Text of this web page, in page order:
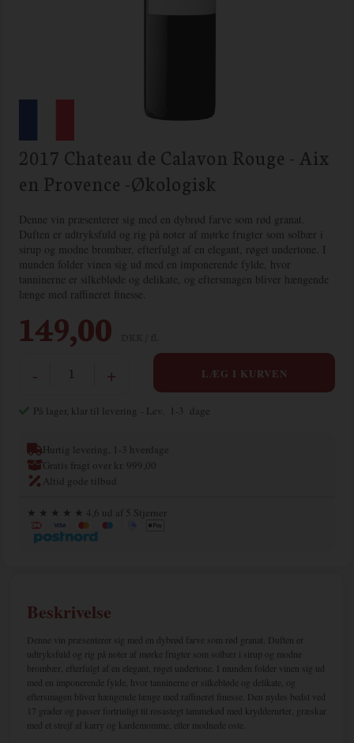
2017 Chateau de Calavon Rouge - Aix
en Provence -Økologisk
Denne vin præsenterer sig med en dybrød farve som rød granat.
Duften er udtryksfuld og rig på noter af mørke frugter som solbær i
sirup og modne brombær, efterfulgt af en elegant, røget undertone. I
munden folder vinen sig ud med en imponerende fylde, hvor
tanninerne er silkebløde og delikate, og eftersmagen bliver hængende
længe med raffineret finesse.
149,00
- +
På lager, klar til levering - Lev. 1-3 dage
Hurtig levering, 1-3 hverdage
Gratis fragt over kr. 999,00
Altid gode tilbud
★ ★ ★ ★ ★ 4,6 ud af 5 Stjerner
Beskrivelse
Denne vin præsenterer sig med en dybrød farve som rød granat. Duften er
udtryksfuld og rig på noter af mørke frugter som solbær i sirup og modne
brombær, efterfulgt af en elegant, røget undertone. I munden folder vinen sig ud
med en imponerende fylde, hvor tanninerne er silkebløde og delikate, og
eftersmagen bliver hængende længe med raffineret finesse. Den nydes bedst ved
17 grader og passer fortrinligt til rosastegt lammekød med krydderurter, græskar
med et strejf af karry og kardemomme, eller modnede oste.